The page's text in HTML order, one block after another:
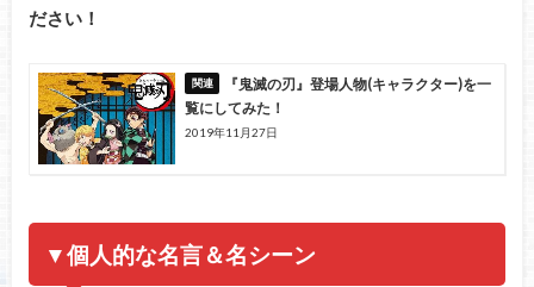
ださい！
『鬼滅の刃』登場人物(キャラクター)を一
覧にしてみた！
2019年11月27日
▼個人的な名言＆名シーン